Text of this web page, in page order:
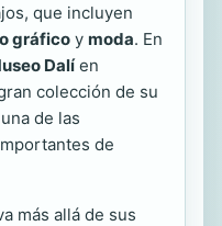
que incluyen
gráfico y moda. En
Dalíen
colección de su
de las
de
más allá de sus